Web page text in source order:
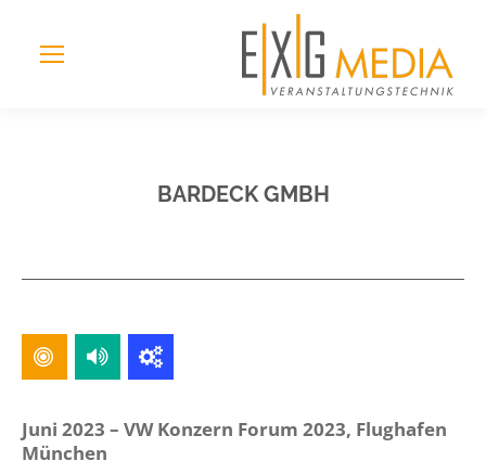
BARDECK GMBH
Juni 2023 – VW Konzern Forum 2023, Flughafen
München